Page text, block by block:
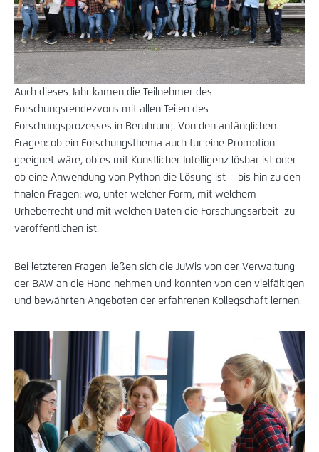
Auch dieses Jahr kamen die Teilnehmer des
Forschungsrendezvous mit allen Teilen des
Forschungsprozesses in Berührung. Von den anfänglichen
Fragen: ob ein Forschungsthema auch für eine Promotion
geeignet wäre, ob es mit Künstlicher Intelligenz lösbar ist oder
ob eine Anwendung von Python die Lösung ist – bis hin zu den
finalen Fragen: wo, unter welcher Form, mit welchem
Urheberrecht und mit welchen Daten die Forschungsarbeit zu
veröffentlichen ist.
Bei letzteren Fragen ließen sich die JuWis von der Verwaltung
der BAW an die Hand nehmen und konnten von den vielfältigen
und bewährten Angeboten der erfahrenen Kollegschaft lernen.